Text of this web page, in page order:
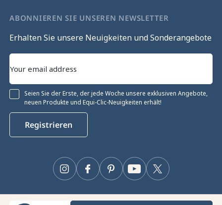
ABONNIEREN SIE UNSEREN NEWSLETTER
Erhalten Sie unsere Neuigkeiten und Sonderangebote
Seien Sie der Erste, der jede Woche unsere exklusiven Angebote,
neuen Produkte und Equi-Clic-Neuigkeiten erhält!
Registrieren
Facebook Twitter
YouTube
Pinterest
Instagram